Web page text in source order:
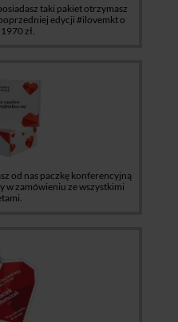
taki pakiet otrzymasz
edycji #ilovemkt o
zł.
od nas paczkę konferencyjną
w zamówieniu ze wszystkimi